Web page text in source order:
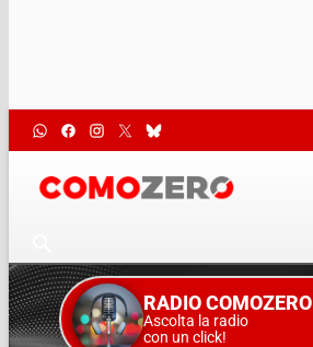
RADIO COMOZERO
Ascolta la radio
con un click!